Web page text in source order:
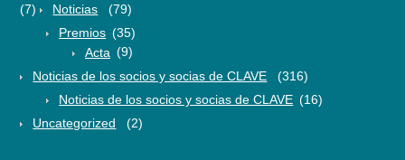
(7)
Noticias
(79)
Premios (35)
Acta (9)
Noticias de los socios y socias de CLAVE
(316)
Noticias de los socios y socias de CLAVE (16)
Uncategorized
(2)